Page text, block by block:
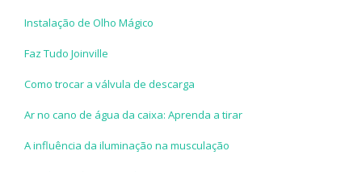
Instalação de Olho Mágico
Faz Tudo Joinville
Como trocar a válvula de descarga
Ar no cano de água da caixa: Aprenda a tirar
A influência da iluminação na musculação